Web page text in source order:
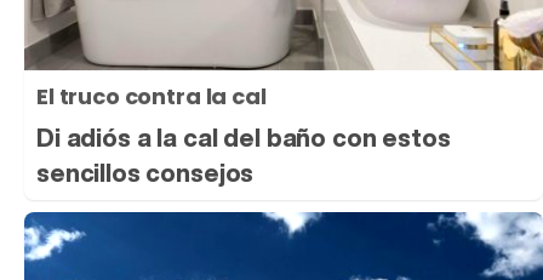
El truco contra la cal
Di adiós a la cal del baño con estos
sencillos consejos